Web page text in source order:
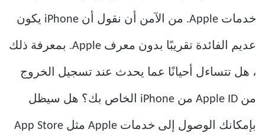
خدمات Apple. من الآمن أن نقول أن iPhone يكون
عديم الفائدة تقريبًا بدون معرف Apple. بمعرفة ذلك
، هل تتساءل أحيانًا عما يحدث عند تسجيل الخروج
من Apple ID من iPhone الخاص بك؟ هل سيظل
بإمكانك الوصول إلى خدمات Apple مثل App Store